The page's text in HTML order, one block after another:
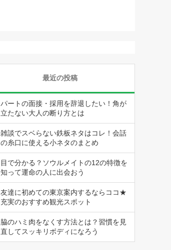
最近の投稿
パートの面接・採用を辞退したい！角が
立たない大人の断り方とは
雑談でスベらない鉄板ネタはコレ！会話
の糸口に使える小ネタのまとめ
目で分かる？ソウルメイトの12の特徴を
知って運命の人に出会おう
友達に初めての東京案内するならココ★
充実のおすすめ観光スポット
脇のハミ肉をなくす方法とは？習慣を見
直してスッキリボディになろう